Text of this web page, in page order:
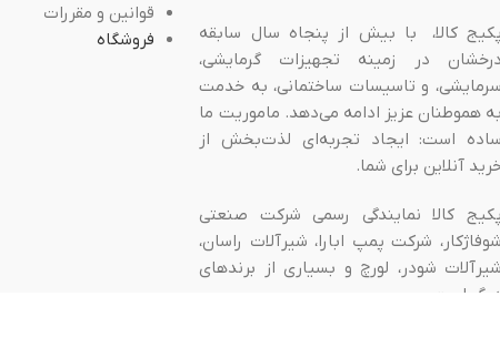
کالا، با بیش از پنجاه سال سابقه
در زمینه تجهیزات گرمایشی،
و تاسیسات ساختمانی، به خدمت
هموطنان عزیز ادامه می‌دهد. ماموریت ما
است: ایجاد تجربه‌ای لذت‌بخش از
آنلاین برای شما.
کالا نمایندگی رسمی شرکت صنعتی
شرکت پمپ ابارا، شیرآلات راسان،
شودر، لورچ و بسیاری از برندهای
است.
قوانین و مقررات
فروشگاه